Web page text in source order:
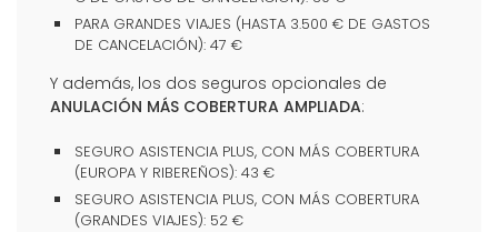
PARA GRANDES VIAJES (HASTA 3.500 € DE GASTOS
DE CANCELACIÓN): 47 €
Y además, los dos seguros opcionales de
ANULACIÓN MÁS COBERTURA AMPLIADA:
SEGURO ASISTENCIA PLUS, CON MÁS COBERTURA
(EUROPA Y RIBEREÑOS): 43 €
SEGURO ASISTENCIA PLUS, CON MÁS COBERTURA
(GRANDES VIAJES): 52 €